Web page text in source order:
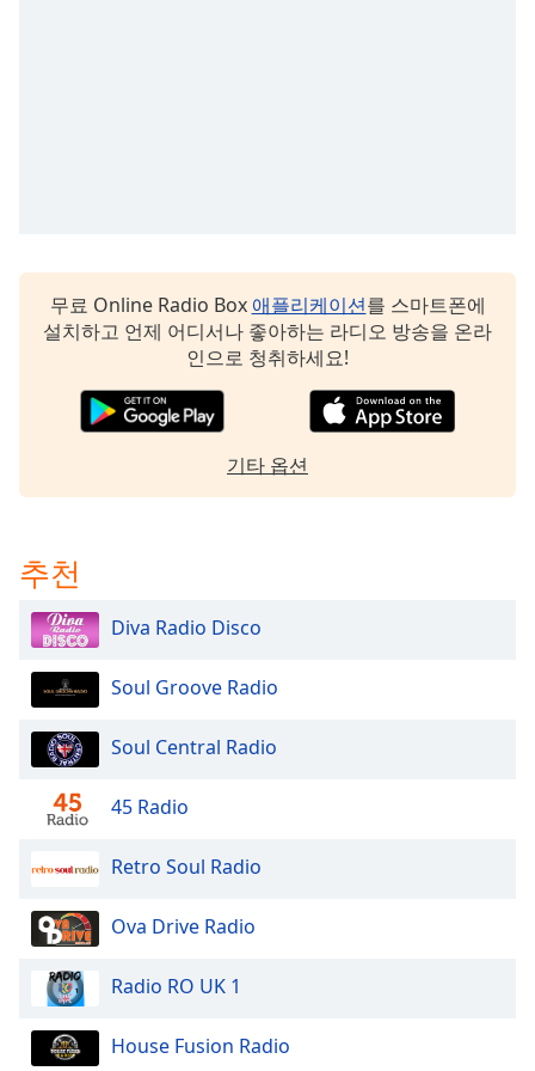
Text
Color
Opacity
Caption
Background
Color
Size
Text
무료 Online Radio Box 애플리케이션를 스마트폰에
설치하고 언제 어디서나 좋아하는 라디오 방송을 온라
인으로 청취하세요!
기타 옵션
추천
Diva Radio Disco
Soul Groove Radio
Soul Central Radio
45 Radio
Retro Soul Radio
Ova Drive Radio
Radio RO UK 1
House Fusion Radio